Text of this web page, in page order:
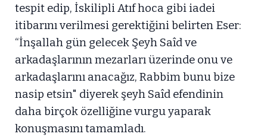
tespit edip, İskilipli Atıf hoca gibi iadei
itibarını verilmesi gerektiğini belirten Eser:
“İnşallah gün gelecek Şeyh Saîd ve
arkadaşlarının mezarları üzerinde onu ve
arkadaşlarını anacağız, Rabbim bunu bize
nasip etsin" diyerek şeyh Saîd efendinin
daha birçok özelliğine vurgu yaparak
konuşmasını tamamladı.